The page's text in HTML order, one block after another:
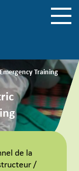
Training
de la
/